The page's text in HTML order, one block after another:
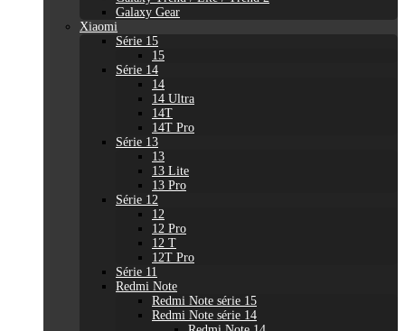
Galaxy Gear
Xiaomi
Série 15
15
Série 14
14
14 Ultra
14T
14T Pro
Série 13
13
13 Lite
13 Pro
Série 12
12
12 Pro
12 T
12T Pro
Série 11
Redmi Note
Redmi Note série 15
Redmi Note série 14